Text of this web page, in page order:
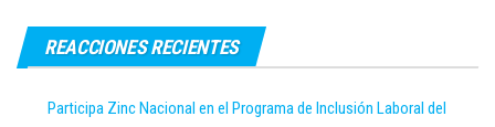
REACCIONES RECIENTES
Participa Zinc Nacional en el Programa de Inclusión Laboral del